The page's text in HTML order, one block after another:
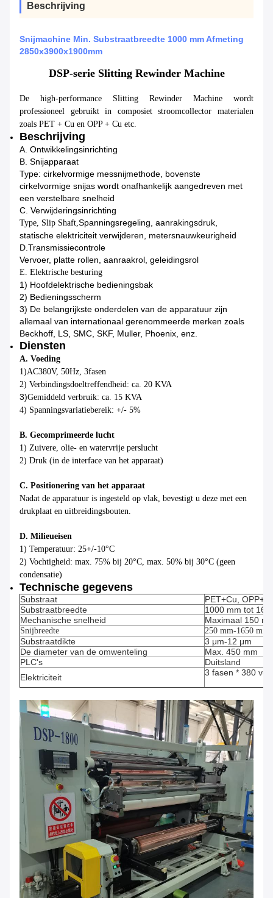
Beschrijving
Snijmachine Min. Substraatbreedte 1000 mm Afmeting
2850x3900x1900mm
DSP-serie Slitting Rewinder Machine
De high-performance Slitting Rewinder Machine wordt
professioneel gebruikt in composiet stroomcollector materialen
zoals PET + Cu en OPP + Cu etc.
Beschrijving
A. Ontwikkelingsinrichting
B. Snijapparaat
Type: cirkelvormige messnijmethode, bovenste
cirkelvormige snijas wordt onafhankelijk aangedreven met
een verstelbare snelheid
C. Verwijderingsinrichting
Type, Slip Shaft,Spanningsregeling, aanrakingsdruk,
statische elektriciteit verwijderen, metersnauwkeurigheid
D.Transmissiecontrole
Vervoer, platte rollen, aanraakrol, geleidingsrol
E. Elektrische besturing
1) Hoofdelektrische bedieningsbak
2) Bedieningsscherm
3) De belangrijkste onderdelen van de apparatuur zijn
allemaal van internationaal gerenommeerde merken zoals
Beckhoff, LS, SMC, SKF, Muller, Phoenix, enz.
Diensten
A. Voeding
1)AC380V, 50Hz, 3fasen
2) Verbindingsdoeltreffendheid: ca. 20 KVA
3)Gemiddeld verbruik: ca. 15 KVA
4) Spanningsvariatiebereik: +/- 5%
B. Gecomprimeerde lucht
1) Zuivere, olie- en watervrije perslucht
2) Druk (in de interface van het apparaat)
C. Positionering van het apparaat
Nadat de apparatuur is ingesteld op vlak, bevestigt u deze met een
drukplaat en uitbreidingsbouten.
D. Milieueisen
1) Temperatuur: 25+/-10°C
2) Vochtigheid: max. 75% bij 20°C, max. 50% bij 30°C (geen
condensatie)
Technische gegevens
Substraat
PET+Cu,
Substraatbreedte
1000 mm tot
Mechanische snelheid
Maximaal 150 m
Snijbreedte 250 mm-1650 mm
Substraatdikte
3 μm-12 μm
De diameter van de omwenteling
Max. 450 mm
PLC's
Duitsland
Elektriciteit
3 fasen * 380